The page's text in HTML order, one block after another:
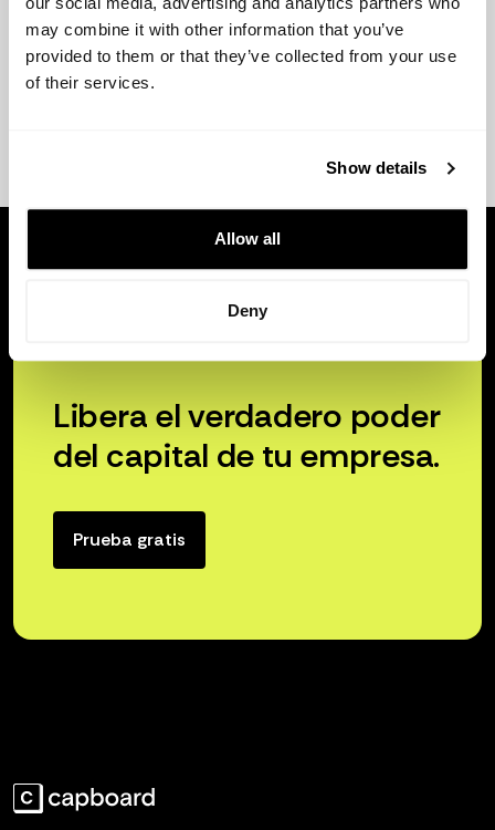
may combine it with other information that you’ve
provided to them or that they’ve collected from your use
of their services.
Show details
Allow all
Deny
Libera el verdadero poder
del capital de tu empresa.
Prueba gratis